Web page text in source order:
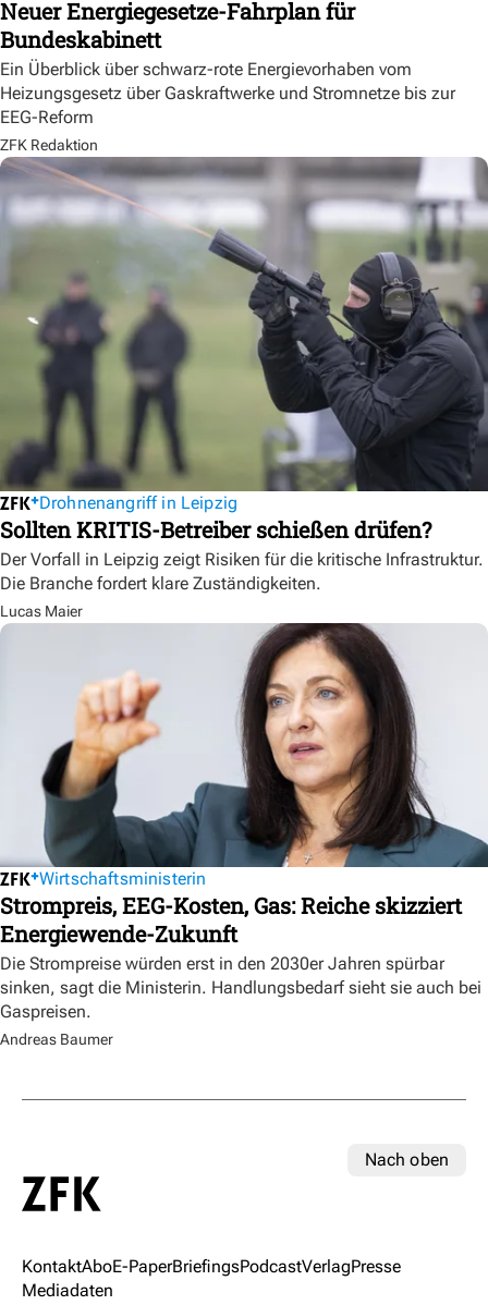
Neuer Energiegesetze-Fahrplan für
Bundeskabinett
Ein Überblick über schwarz-rote Energievorhaben vom
Heizungsgesetz über Gaskraftwerke und Stromnetze bis zur
EEG-Reform
ZFK Redaktion
Drohnenangriff in Leipzig
Sollten KRITIS-Betreiber schießen drüfen?
Der Vorfall in Leipzig zeigt Risiken für die kritische Infrastruktur.
Die Branche fordert klare Zuständigkeiten.
Lucas Maier
Wirtschaftsministerin
Strompreis, EEG-Kosten, Gas: Reiche skizziert
Energiewende-Zukunft
Die Strompreise würden erst in den 2030er Jahren spürbar
sinken, sagt die Ministerin. Handlungsbedarf sieht sie auch bei
Gaspreisen.
Andreas Baumer
Nach oben
KontaktAboE-PaperBriefingsPodcastVerlagPresse
Mediadaten